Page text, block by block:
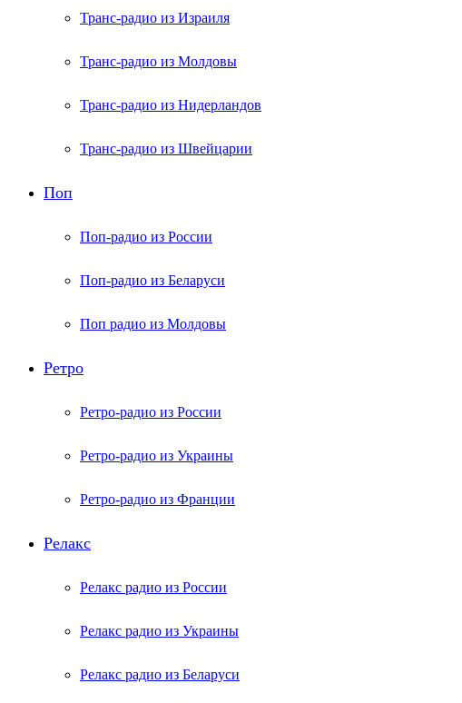
Транс-радио из Израиля
Транс-радио из Молдовы
Транс-радио из Нидерландов
Транс-радио из Швейцарии
Поп
Поп-радио из России
Поп-радио из Беларуси
Поп радио из Молдовы
Ретро
Ретро-радио из России
Ретро-радио из Украины
Ретро-радио из Франции
Релакс
Релакс радио из России
Релакс радио из Украины
Релакс радио из Беларуси